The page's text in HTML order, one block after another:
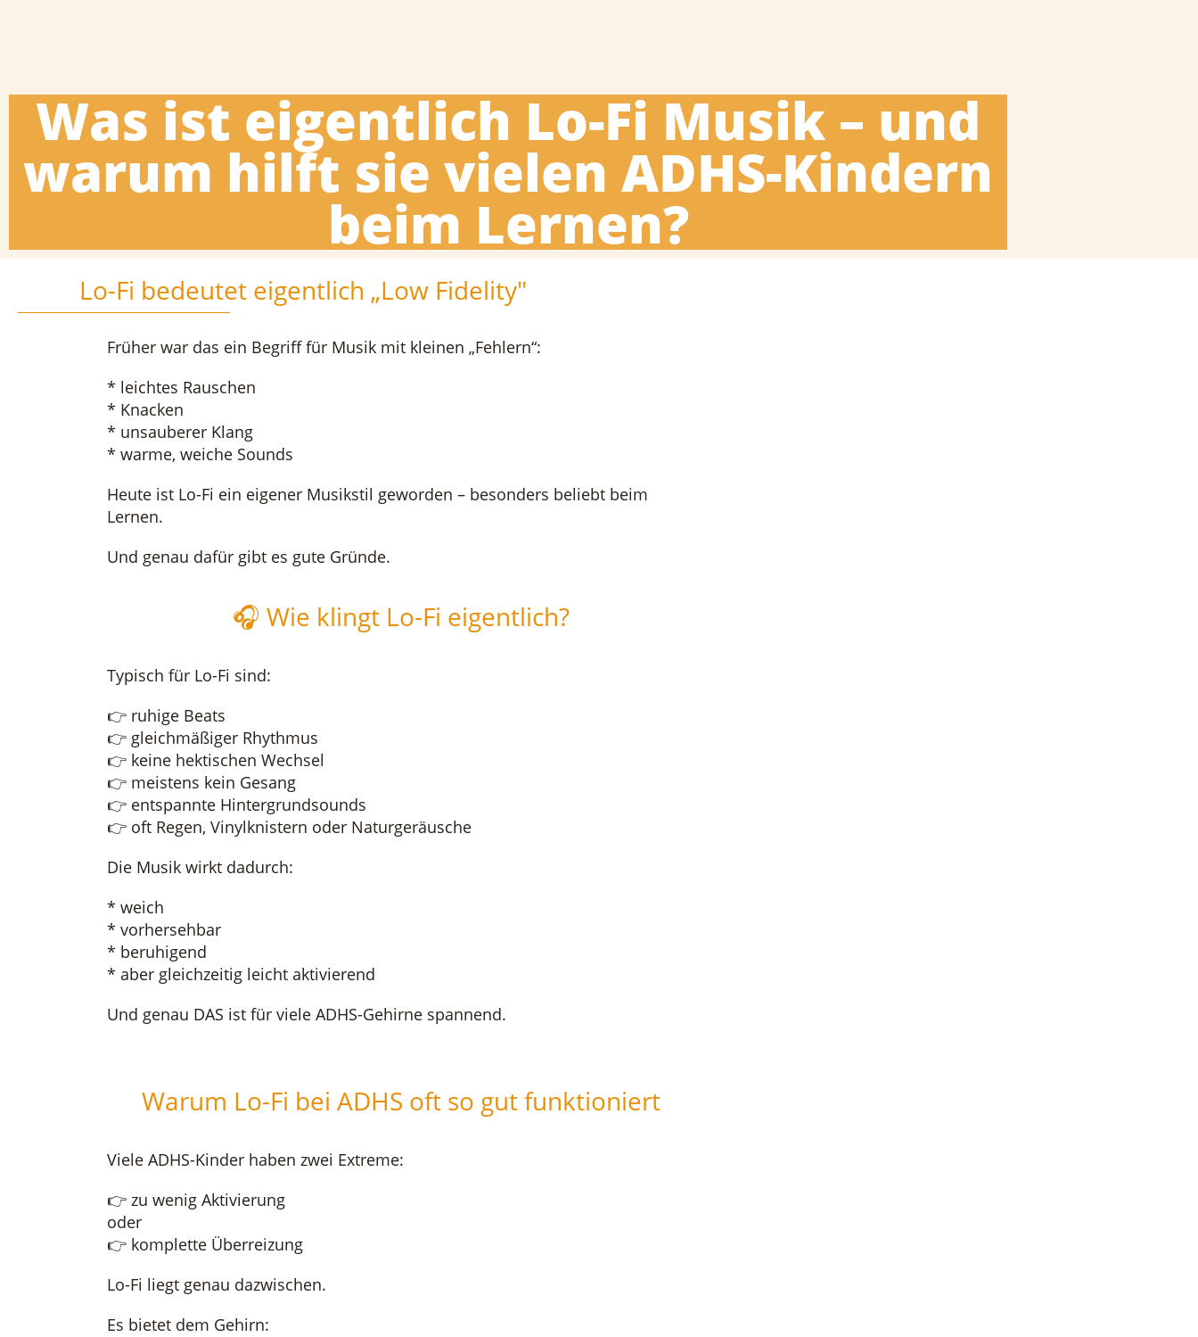
Was ist eigentlich Lo-Fi Musik – und
warum hilft sie vielen ADHS-Kindern
beim Lernen?
Lo-Fi bedeutet eigentlich „Low Fidelity"
Früher war das ein Begriff für Musik mit kleinen „Fehlern“:
* leichtes Rauschen
* Knacken
* unsauberer Klang
* warme, weiche Sounds
Heute ist Lo-Fi ein eigener Musikstil geworden – besonders beliebt beim
Lernen.
Und genau dafür gibt es gute Gründe.
🎧 Wie klingt Lo-Fi eigentlich?
Typisch für Lo-Fi sind:
👉 ruhige Beats
👉 gleichmäßiger Rhythmus
👉 keine hektischen Wechsel
👉 meistens kein Gesang
👉 entspannte Hintergrundsounds
👉 oft Regen, Vinylknistern oder Naturgeräusche
Die Musik wirkt dadurch:
* weich
* vorhersehbar
* beruhigend
* aber gleichzeitig leicht aktivierend
Und genau DAS ist für viele ADHS-Gehirne spannend.
Warum Lo-Fi bei ADHS oft so gut funktioniert
Viele ADHS-Kinder haben zwei Extreme:
👉 zu wenig Aktivierung
oder
👉 komplette Überreizung
Lo-Fi liegt genau dazwischen.
Es bietet dem Gehirn: